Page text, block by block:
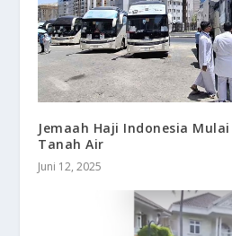
Jemaah Haji Indonesia
Tanah Air
Juni 12, 2025